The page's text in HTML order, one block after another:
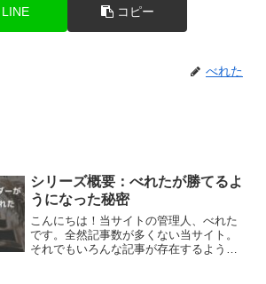
LINE コピー
べれた
シリーズ概要：べれたが勝てるよ
うになった秘密
こんにちは！当サイトの管理人、べれた
です。全然記事数が多くない当サイト。
それでもいろんな記事が存在するように